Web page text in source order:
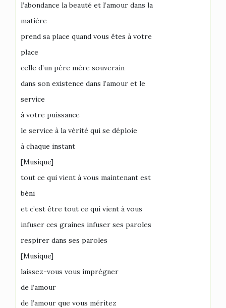
l’abondance la beauté et l’amour dans la
matière
prend sa place quand vous êtes à votre
place
celle d’un père mère souverain
dans son existence dans l’amour et le
service
à votre puissance
le service à la vérité qui se déploie
à chaque instant
[Musique]
tout ce qui vient à vous maintenant est
béni
et c’est être tout ce qui vient à vous
infuser ces graines infuser ses paroles
respirer dans ses paroles
[Musique]
laissez-vous vous imprégner
de l’amour
de l’amour que vous méritez